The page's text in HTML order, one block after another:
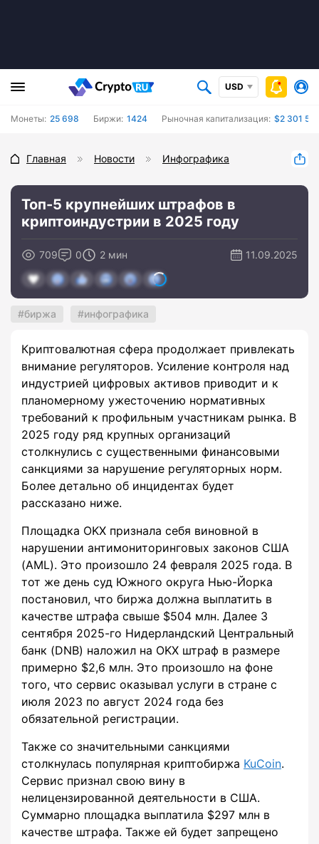
USD
Монеты: 25 698 Биржи: 1424 Рыночная капитализация: $2 301
Главная Новости Инфографика
Топ-5 крупнейших штрафов в
криптоиндустрии в 2025 году
709 0 2 мин 11.09.2025
биржа инфографика
Криптовалютная сфера продолжает привлекать
внимание регуляторов. Усиление контроля над
индустрией цифровых активов приводит и к
планомерному ужесточению нормативных
требований к профильным участникам рынка. В
2025 году ряд крупных организаций
столкнулись с существенными финансовыми
санкциями за нарушение регуляторных норм.
Более детально об инцидентах будет
рассказано ниже.
Площадка OKX признала себя виновной в
нарушении антимониторинговых законов США
(AML). Это произошло 24 февраля 2025 года. В
тот же день суд Южного округа Нью-Йорка
постановил, что биржа должна выплатить в
качестве штрафа свыше $504 млн. Далее 3
сентября 2025-го Нидерландский Центральный
банк (DNB) наложил на OKX штраф в размере
примерно $2,6 млн. Это произошло на фоне
того, что сервис оказывал услуги в стране с
июля 2023 по август 2024 года без
обязательной регистрации.
Также со значительными санкциями
столкнулась популярная криптобиржа KuCoin.
Сервис признал свою вину в
нелицензированной деятельности в США.
Суммарно площадка выплатила $297 млн в
качестве штрафа. Также ей будет запрещено